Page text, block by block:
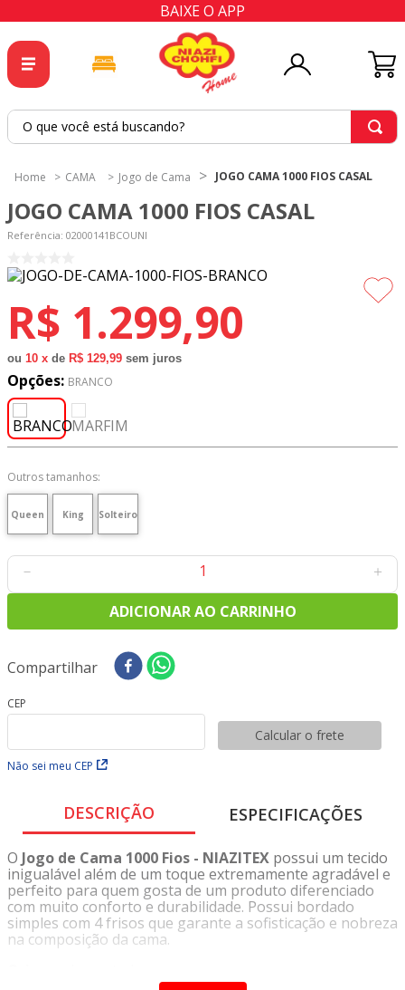
BAIXE O APP
O que você está buscando?
CAMA Jogo de Cama JOGO CAMA 1000 FIOS CASAL
JOGO CAMA 1000 FIOS CASAL
Referência: 02000141BCOUNI
R$ 1.299,90
ou 10 x de R$ 129,99 sem juros
Opções: BRANCO
Outros tamanhos:
Queen King Solteiro
＋
－
ADICIONAR AO CARRINHO
Compartilhar
CEP
Não sei meu CEP
Calcular o frete
DESCRIÇÃO ESPECIFICAÇÕES
O Jogo de Cama 1000 Fios - NIAZITEX possui um tecido
inigualável além de um toque extremamente agradável e
perfeito para quem gosta de um produto diferenciado
com muito conforto e durabilidade. Possui bordado
simples com 4 frisos que garante a sofisticação e nobreza
na composição da cama.
2 º
tapete
4º
tecido percal
5º
tapetes
percal
7º
tecido tricoline
9º
tecido oxford
10º tapete sisal